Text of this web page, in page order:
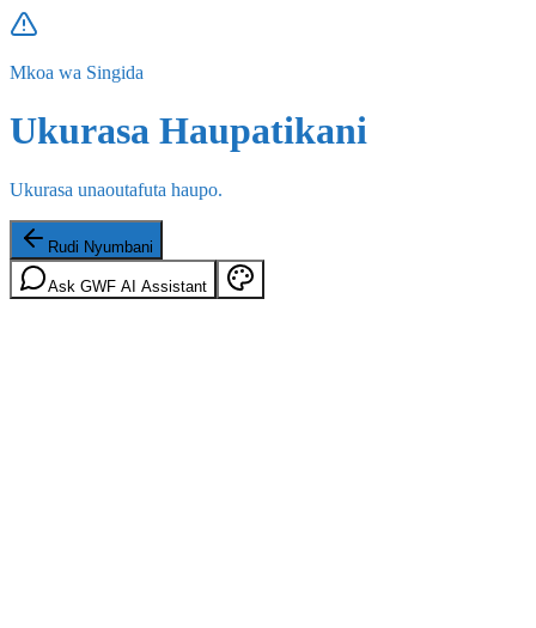
Mkoa wa Singida
Ukurasa Haupatikani
Ukurasa unaoutafuta haupo.
Rudi Nyumbani
Ask GWF AI Assistant